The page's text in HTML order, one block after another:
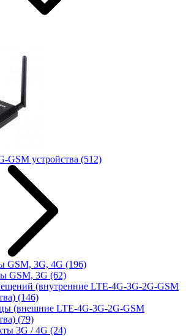
GSM устройства (512)
GSM, 3G, 4G (196)
GSM, 3G (62)
(внутренние LTE-4G-3G-2G-GSM
(146)
(внешние LTE-4G-3G-2G-GSM
(79)
3G / 4G (24)